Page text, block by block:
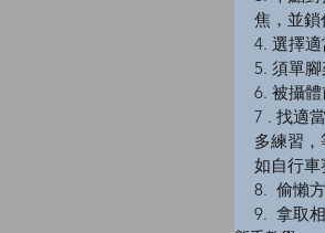
焦，並鎖
4. 選擇適
5. 須單
6. 被攝體
7 . 找適
多練習
如自行車
8.  偷懶
9.  拿取